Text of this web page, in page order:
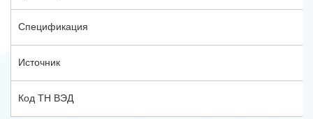
Спецификация
Источник
Код ТН ВЭД